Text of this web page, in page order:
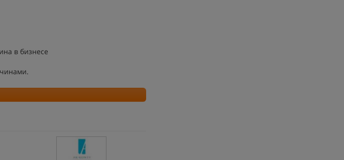
в бизнесе